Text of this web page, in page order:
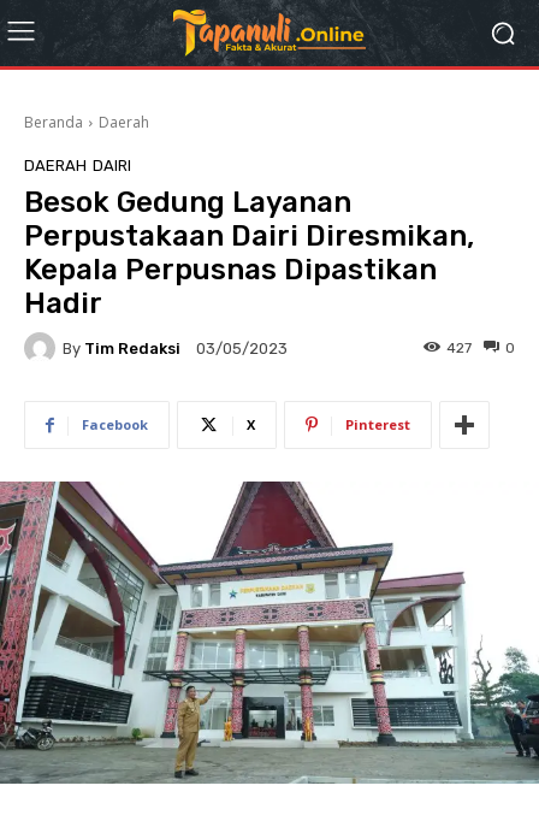
Beranda Daerah
DAERAH DAIRI
Besok Gedung Layanan
Perpustakaan Dairi Diresmikan,
Kepala Perpusnas Dipastikan
Hadir
By Tim Redaksi 03/05/2023 0
427
Facebook X Pinterest